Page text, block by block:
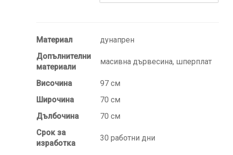
Материал
дунапрен
Допълнителни
материали
масивна дървесина, шперплат
Височина
97 см
Широчина
70 см
Дълбочина
70 см
Срок за
изработка
30 работни дни